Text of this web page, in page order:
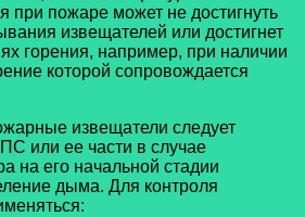
при пожаре может не достигнуть
извещателей или достигнет
горения, например, при наличии
которой сопровождается
извещатели следует
или ее части в случае
на его начальной стадии
дыма. Для контроля